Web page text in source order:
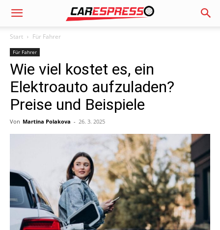
Start Für Fahrer
Für Fahrer
Wie viel kostet es, ein
Elektroauto aufzuladen?
Preise und Beispiele
Von Martina Polakova - 26. 3. 2025